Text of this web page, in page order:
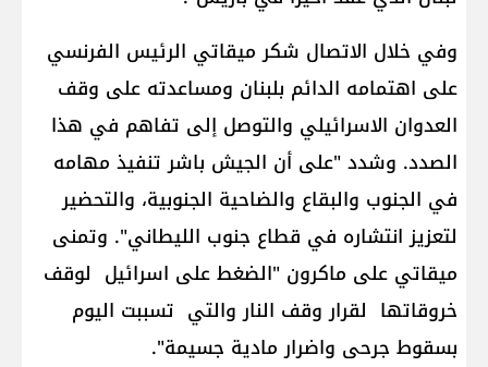
وفي خلال الاتصال شكر ميقاتي الرئيس الفرنسي
على اهتمامه الدائم بلبنان ومساعدته على وقف
العدوان الاسرائيلي والتوصل إلى تفاهم في هذا
الصدد. وشدد "على أن الجيش باشر تنفيذ مهامه
في الجنوب والبقاع والضاحية الجنوبية، والتحضير
لتعزيز انتشاره في قطاع جنوب الليطاني". وتمنى
ميقاتي على ماكرون "الضغط على اسرائيل لوقف
خروقاتها لقرار وقف النار والتي تسببت اليوم
بسقوط جرحى واضرار مادية جسيمة".